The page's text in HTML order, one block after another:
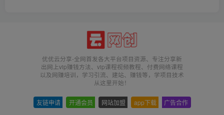
优优云分享-全网首发各大平台项目资源、专注分享新
出网上vip赚钱方法、vip课程视频教程、付费网络课程
以及网赚培训，学习引流、建站、赚钱等，学项目技术
从这里开始！
友链申请 开通会员 网站加盟 app下载 广告合作